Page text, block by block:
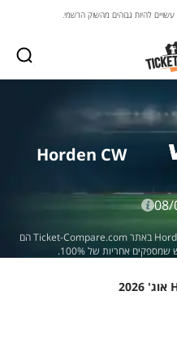
להיות גבוהים מהשוק הרשמי.
Horden CW
08/
כל הכרטיסים לAshington AFC נגד Horden CW באתר Ticket-Compare.com הם
אחריות של 100%.